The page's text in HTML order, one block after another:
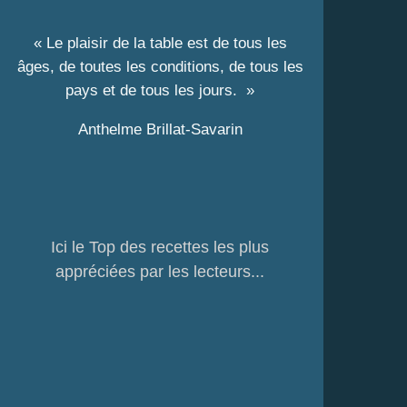
« Le plaisir de la table est de tous les
âges, de toutes les conditions, de tous les
pays et de tous les jours. »
Anthelme Brillat-Savarin
Ici le Top des recettes les plus
appréciées par les lecteurs...